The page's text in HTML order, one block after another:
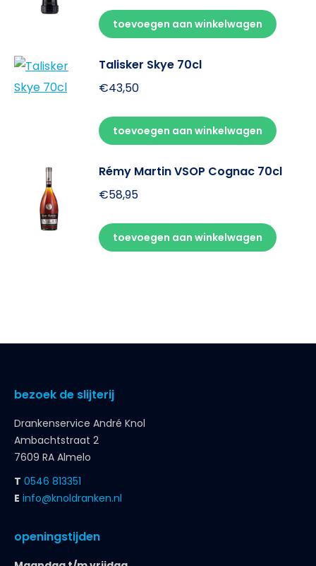
toevoegen aan winkelwagen
Talisker Skye 70cl
€43,50
toevoegen aan winkelwagen
Rémy Martin VSOP Cognac 70cl
€58,95
toevoegen aan winkelwagen
bezoek de slijterij
Drankenservice André Knol
Ambachtstraat 2
7609 RA Almelo
T 0546 813351
E info@knoldranken.nl
openingstijden